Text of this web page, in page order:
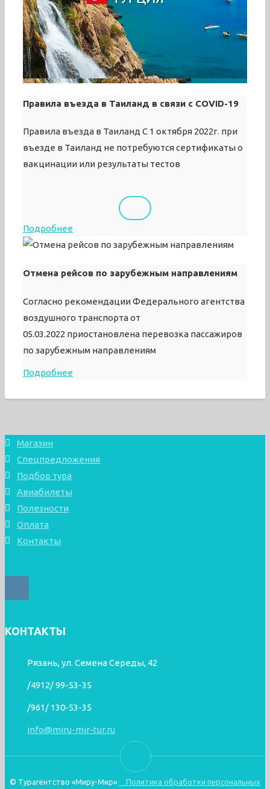
Правила въезда в Таиланд в связи с COVID-19
Правила въезда в Таиланд С 1 октября 2022г. при
въезде в Таиланд не потребуются сертификаты о
вакцинации или результаты тестов
Подробнее
Отмена рейсов по зарубежным направлениям
Согласно рекомендации Федерального агентства
воздушного транспорта от
05.03.2022 приостановлена перевозка пассажиров
по зарубежным направлениям
Подробнее
Магазин
Спецпредложения
Подбор тура
Авиабилеты
Полезности
Оплата
Контакты
КОНТАКТЫ
Рязань, ул. Семена Середы, 42
/4912/ 99-53-35
/961/ 130-53-35
info@miru-mir-tur.ru
© Турагентство «Миру-Мир» Политика обработки персональных